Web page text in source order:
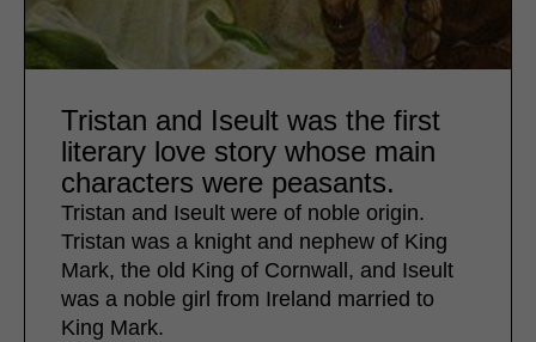
Tristan and Iseult was the first
literary love story whose main
characters were peasants.
Tristan and Iseult were of noble origin.
Tristan was a knight and nephew of King
Mark, the old King of Cornwall, and Iseult
was a noble girl from Ireland married to
King Mark.